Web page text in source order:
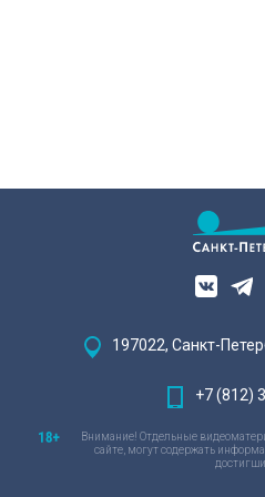
197022, Санкт-
+7 (812)
Внимание! Отдельные
сайте, могут содержать